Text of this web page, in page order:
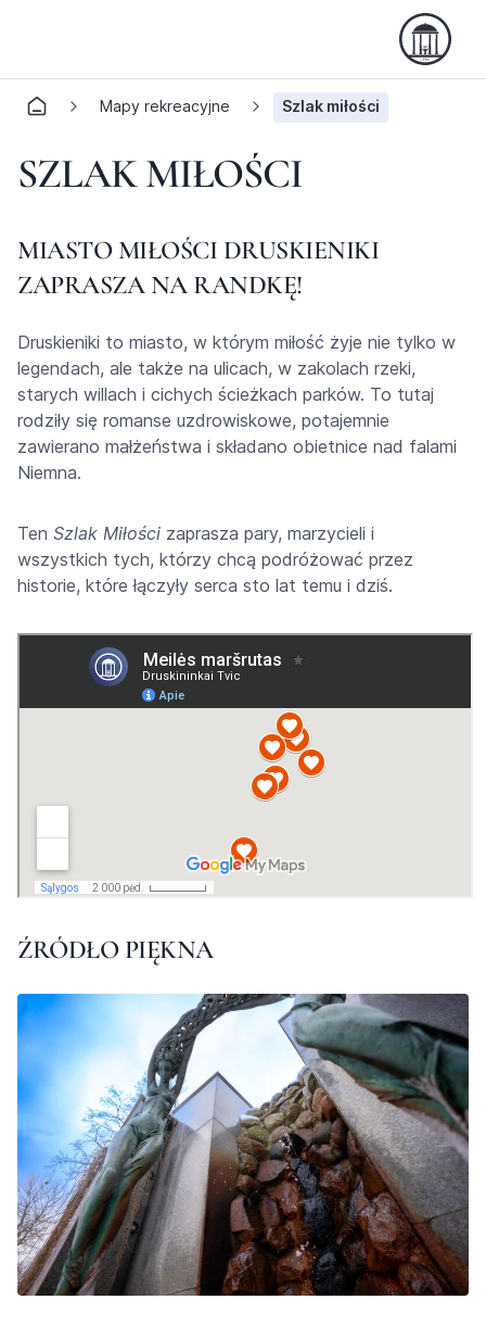
Mapy rekreacyjne Szlak miłości
SZLAK MIŁOŚCI
MIASTO MIŁOŚCI DRUSKIENIKI
ZAPRASZA NA RANDKĘ!
Druskieniki to miasto, w którym miłość żyje nie tylko w
legendach, ale także na ulicach, w zakolach rzeki,
starych willach i cichych ścieżkach parków. To tutaj
rodziły się romanse uzdrowiskowe, potajemnie
zawierano małżeństwa i składano obietnice nad falami
Niemna.
Ten Szlak Miłości zaprasza pary, marzycieli i
wszystkich tych, którzy chcą podróżować przez
historie, które łączyły serca sto lat temu i dziś.
ŹRÓDŁO PIĘKNA